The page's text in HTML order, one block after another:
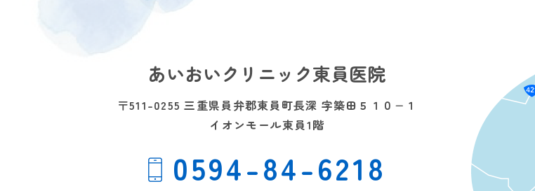
あいおいクリニック東員医院
〒511-0255 三重県員弁郡東員町長深 字築田５１０−１
イオンモール東員1階
0594-84-6218